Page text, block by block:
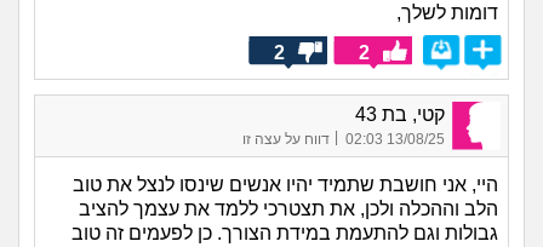
דומות לשלך,
2
2
קטי, בת 43
13/08/25 02:03 דווח על עצה זו
היי, אני חושבת שתמיד יהיו אנשים שינסו לנצל את טוב
הלב וההכלה ולכן, את תצטרכי ללמד את עצמך להציב
גבולות וגם להתעמת במידת הצורך. כן לפעמים זה טוב